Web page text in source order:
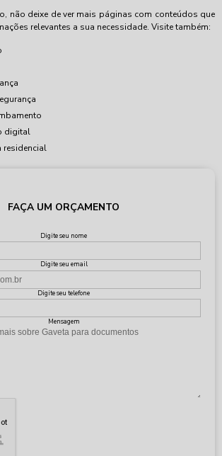
não deixe de ver mais páginas com conteúdos que
relevantes a sua necessidade. Visite também:
digital
FAÇA UM ORÇAMENTO
Digite seu nome
Digite seu email
Digite seu telefone
Mensagem